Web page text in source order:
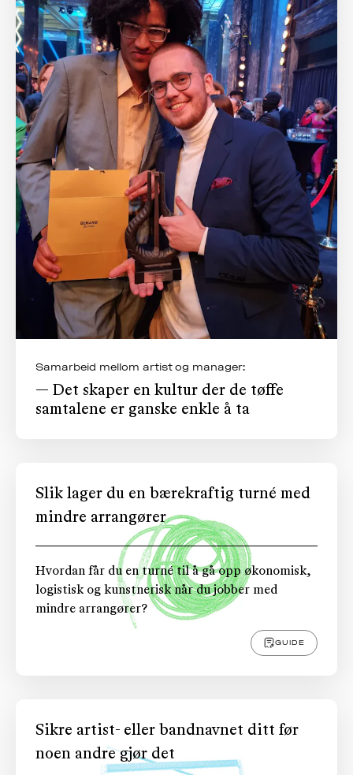
Samarbeid mellom artist og manager:
— Det skaper en kultur der de tøffe
samtalene er ganske enkle å ta
Slik lager du en bærekraftig turné med
mindre arrangører
Hvordan får du en turné til å gå opp økonomisk,
logistisk og kunstnerisk når du jobber med
mindre arrangører?
GUIDE
Sikre artist- eller bandnavnet ditt før
noen andre gjør det